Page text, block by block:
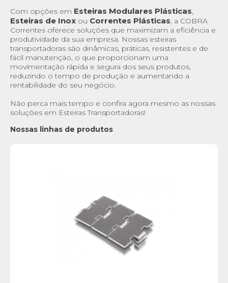
Com opções em Esteiras Modulares Plásticas,
Esteiras de Inox ou Correntes Plásticas, a COBRA
Correntes oferece soluções que maximizam a eficiência e
produtividade da sua empresa. Nossas esteiras
transportadoras são dinâmicas, práticas, resistentes e de
fácil manutenção, o que proporcionam uma
movimentação rápida e segura dos seus produtos,
reduzindo o tempo de produção e aumentando a
rentabilidade do seu negócio.
Não perca mais tempo e confira agora mesmo as nossas
soluções em Esteiras Transportadoras!
Nossas linhas de produtos